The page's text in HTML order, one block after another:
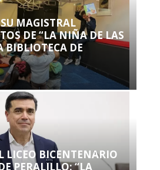
MAGISTRAL
DE “LA NIÑA DE LAS
BIBLIOTECA DE
LICEO BICENTENARIO
PERALILLO: “LA